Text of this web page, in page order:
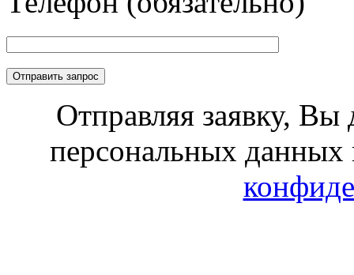
Отправляя заявку, Вы
персональных данных